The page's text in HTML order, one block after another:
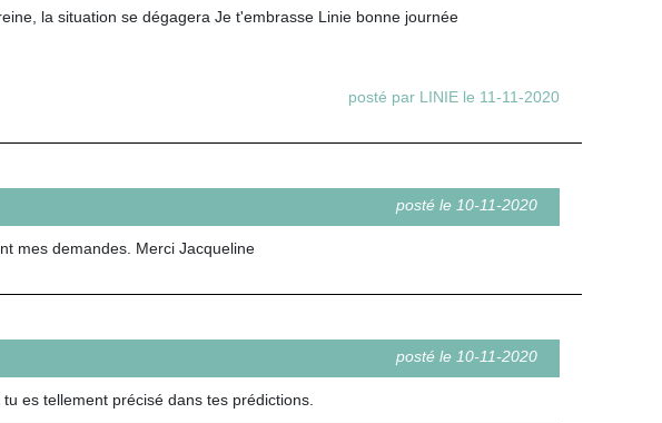
la situation se dégagera Je t'embrasse Linie bonne journée
posté par LINIE le 11-11-2020
posté le 10-11-2020
mes demandes. Merci Jacqueline
posté le 10-11-2020
es tellement précisé dans tes prédictions.